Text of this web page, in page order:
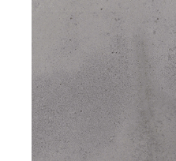
Климатическая техника